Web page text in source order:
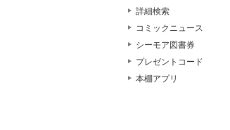
詳細検索
コミックニュース
シーモア図書券
プレゼントコード
本棚アプリ